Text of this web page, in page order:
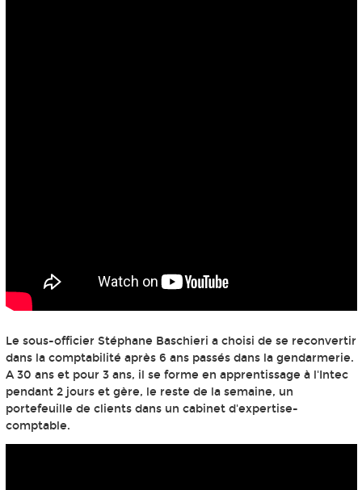
Le sous-officier Stéphane Baschieri a choisi de se reconvertir
dans la comptabilité après 6 ans passés dans la gendarmerie.
A 30 ans et pour 3 ans, il se forme en apprentissage à l'Intec
pendant 2 jours et gère, le reste de la semaine, un
portefeuille de clients dans un cabinet d'expertise-
comptable.